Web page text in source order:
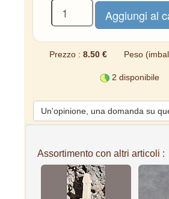
Prezzo : 8.50 € Peso
2 disponibile
Un'opinione, una domanda su
Assortimento con altri articoli :